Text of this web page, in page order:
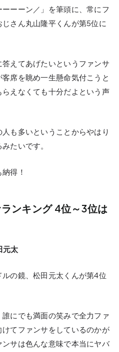
ーーン／」を筆頭に、常にフ
さん丸山隆平くんが第5位に
えてあげたいというファンサ
席を眺め一生懸命気付こうと
えなくても十分だよという声
も多いということからやはり
たいです。
得！
ンキング 4位～3位は
元太
の鏡、松田元太くんが第4位
にでも満面の笑みで全力ファ
てファンサをしているのかが
サは色んな意味で本当にヤバ